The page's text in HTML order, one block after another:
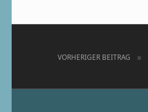
VORHERIGER BEITRAG